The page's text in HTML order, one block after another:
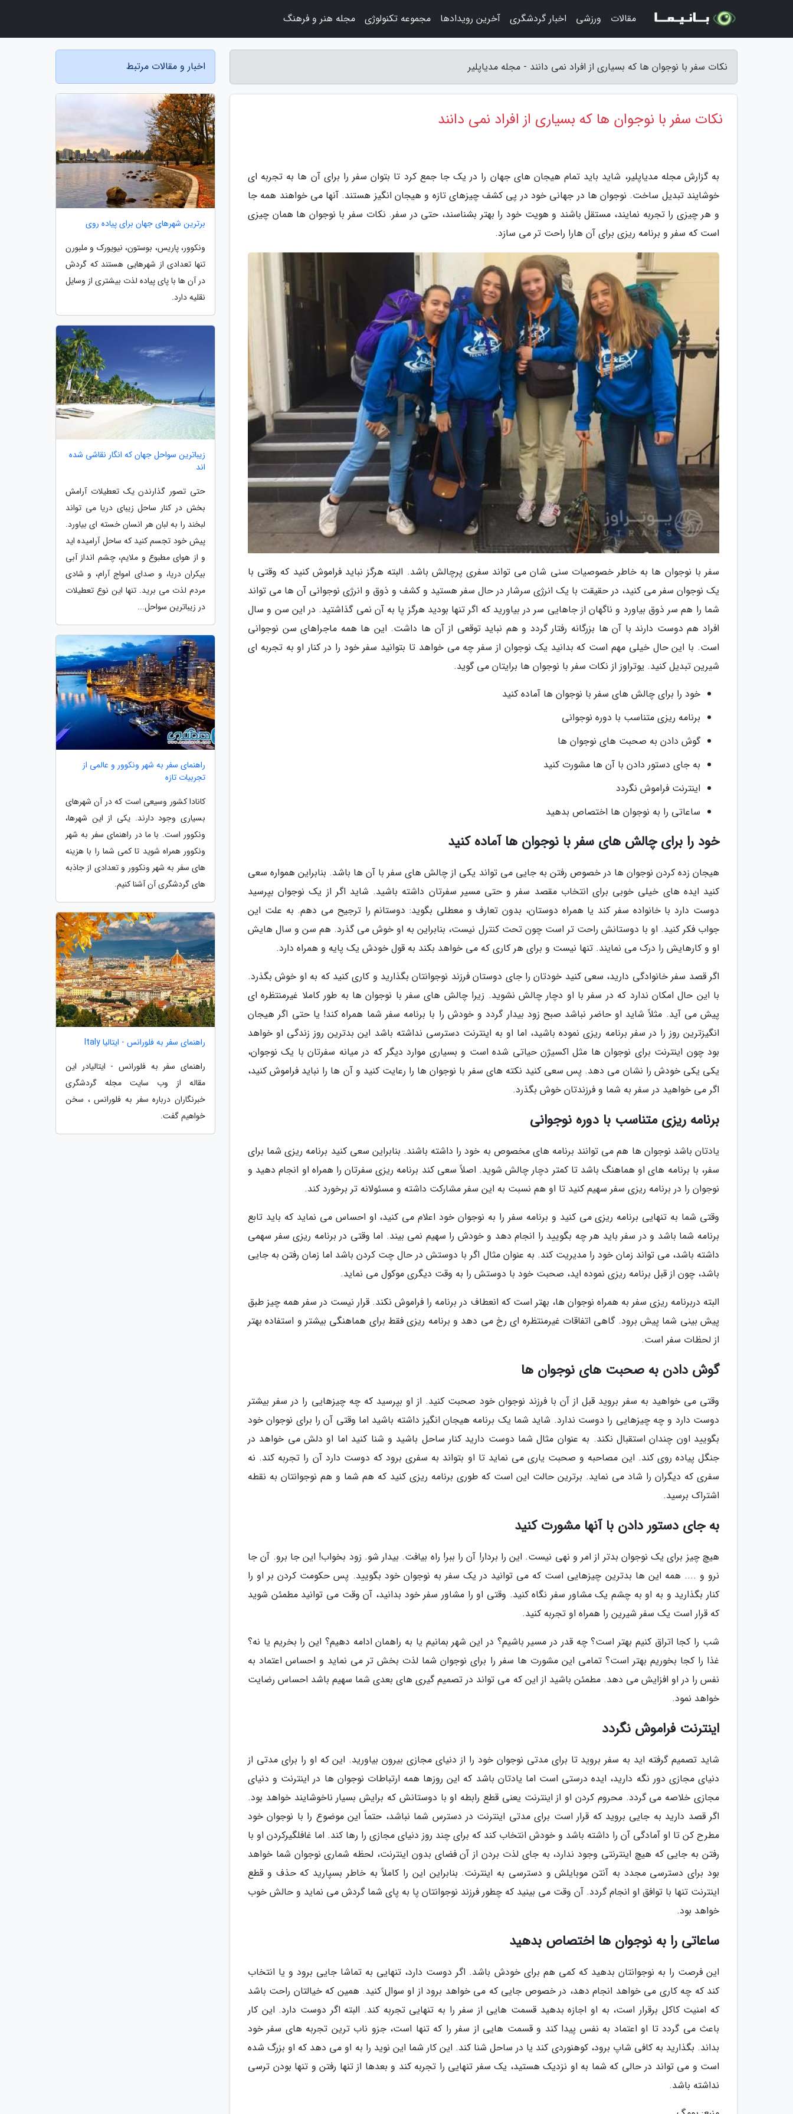
نکات سفر با نوجوان ها که بسیاری از افراد نمی دانند - مجله مدیاپلیر
نکات سفر با نوجوان ها که بسیاری از افراد نمی دانند
به گزارش مجله مدیاپلیر، شاید باید تمام هیجان های جهان را در یک جا جمع کرد تا بتوان سفر را برای آن ها به تجربه ای
خوشایند تبدیل ساخت. نوجوان ها در جهانی خود در پی کشف چیزهای تازه و هیجان انگیز هستند. آنها می خواهند همه جا
و هر چیزی را تجربه نمایند، مستقل باشند و هویت خود را بهتر بشناسند، حتی در سفر. نکات سفر با نوجوان ها همان چیزی
است که سفر و برنامه ریزی برای آن هارا راحت تر می سازد.
سفر با نوجوان ها به خاطر خصوصیات سنی شان می تواند سفری پرچالش باشد. البته هرگز نباید فراموش کنید که وقتی با
یک نوجوان سفر می کنید، در حقیقت با یک انرژی سرشار در حال سفر هستید و کشف و ذوق و انرژی نوجوانی آن ها می تواند
شما را هم سر ذوق بیاورد و ناگهان از جاهایی سر در بیاورید که اگر تنها بودید هرگز پا به آن نمی گذاشتید. در این سن و سال
افراد هم دوست دارند با آن ها بزرگانه رفتار گردد و هم نباید توقعی از آن ها داشت. این ها همه ماجراهای سن نوجوانی
است. با این حال خیلی مهم است که بدانید یک نوجوان از سفر چه می خواهد تا بتوانید سفر خود را در کنار او به تجربه ای
شیرین تبدیل کنید. یوتراوز از نکات سفر با نوجوان ها برایتان می گوید.
خود را برای چالش های سفر با نوجوان ها آماده کنید
برنامه ریزی متناسب با دوره نوجوانی
گوش دادن به صحبت های نوجوان ها
به جای دستور دادن با آن ها مشورت کنید
اینترنت فراموش نگردد
ساعاتی را به نوجوان ها اختصاص بدهید
خود را برای چالش های سفر با نوجوان ها آماده کنید
هیجان زده کردن نوجوان ها در خصوص رفتن به جایی می تواند یکی از چالش های سفر با آن ها باشد. بنابراین همواره سعی
کنید ایده های خیلی خوبی برای انتخاب مقصد سفر و حتی مسیر سفرتان داشته باشید. شاید اگر از یک نوجوان بپرسید
دوست دارد با خانواده سفر کند یا همراه دوستان، بدون تعارف و معطلی بگوید: دوستانم را ترجیح می دهم. به علت این
جواب فکر کنید. او با دوستانش راحت تر است چون تحت کنترل نیست، بنابراین به او خوش می گذرد. هم سن و سال هایش
او و کارهایش را درک می نمایند. تنها نیست و برای هر کاری که می خواهد بکند به قول خودش یک پایه و همراه دارد.
اگر قصد سفر خانوادگی دارید، سعی کنید خودتان را جای دوستان فرزند نوجوانتان بگذارید و کاری کنید که به او خوش بگذرد.
با این حال امکان ندارد که در سفر با او دچار چالش نشوید. زیرا چالش های سفر با نوجوان ها به طور کاملا غیرمنتظره ای
پیش می آید. مثلاً شاید او حاضر نباشد صبح زود بیدار گردد و خودش را با برنامه سفر شما همراه کند! یا حتی اگر هیجان
انگیزترین روز را در سفر برنامه ریزی نموده باشید، اما او به اینترنت دسترسی نداشته باشد این بدترین روز زندگی او خواهد
بود چون اینترنت برای نوجوان ها مثل اکسیژن حیاتی شده است و بسیاری موارد دیگر که در میانه سفرتان با یک نوجوان،
یکی یکی خودش را نشان می دهد. پس سعی کنید نکته های سفر با نوجوان ها را رعایت کنید و آن ها را نباید فراموش کنید،
اگر می خواهید در سفر به شما و فرزندتان خوش بگذرد.
برنامه ریزی متناسب با دوره نوجوانی
یادتان باشد نوجوان ها هم می توانند برنامه های مخصوص به خود را داشته باشند. بنابراین سعی کنید برنامه ریزی شما برای
سفر، با برنامه های او هماهنگ باشد تا کمتر دچار چالش شوید. اصلاً سعی کند برنامه ریزی سفرتان را همراه او انجام دهید و
نوجوان را در برنامه ریزی سفر سهیم کنید تا او هم نسبت به این سفر مشارکت داشته و مسئولانه تر برخورد کند.
وقتی شما به تنهایی برنامه ریزی می کنید و برنامه سفر را به نوجوان خود اعلام می کنید، او احساس می نماید که باید تابع
برنامه شما باشد و در سفر باید هر چه بگویید را انجام دهد و خودش را سهیم نمی بیند. اما وقتی در برنامه ریزی سفر سهمی
داشته باشد، می تواند زمان خود را مدیریت کند. به عنوان مثال اگر با دوستش در حال چت کردن باشد اما زمان رفتن به جایی
باشد، چون از قبل برنامه ریزی نموده اید، صحبت خود با دوستش را به وقت دیگری موکول می نماید.
البته دربرنامه ریزی سفر به همراه نوجوان ها، بهتر است که انعطاف در برنامه را فراموش نکند. قرار نیست در سفر همه چیز طبق
پیش بینی شما پیش برود. گاهی اتفاقات غیرمنتظره ای رخ می دهد و برنامه ریزی فقط برای هماهنگی بیشتر و استفاده بهتر
از لحظات سفر است.
گوش دادن به صحبت های نوجوان ها
وقتی می خواهید به سفر بروید قبل از آن با فرزند نوجوان خود صحبت کنید. از او بپرسید که چه چیزهایی را در سفر بیشتر
دوست دارد و چه چیزهایی را دوست ندارد. شاید شما یک برنامه هیجان انگیز داشته باشید اما وقتی آن را برای نوجوان خود
بگویید اون چندان استقبال نکند. به عنوان مثال شما دوست دارید کنار ساحل باشید و شنا کنید اما او دلش می خواهد در
جنگل پیاده روی کند. این مصاحبه و صحبت یاری می نماید تا او بتواند به سفری برود که دوست دارد آن را تجربه کند. نه
سفری که دیگران را شاد می نماید. برترین حالت این است که طوری برنامه ریزی کنید که هم شما و هم نوجوانتان به نقطه
اشتراک برسید.
به جای دستور دادن با آنها مشورت کنید
هیچ چیز برای یک نوجوان بدتر از امر و نهی نیست. این را بردار! آن را ببر! راه بیافت. بیدار شو. زود بخواب! این جا برو. آن جا
نرو و .... همه این ها بدترین چیزهایی است که می توانید در یک سفر به نوجوان خود بگویید. پس حکومت کردن بر او را
کنار بگذارید و به او به چشم یک مشاور سفر نگاه کنید. وقتی او را مشاور سفر خود بدانید، آن وقت می توانید مطمئن شوید
که قرار است یک سفر شیرین را همراه او تجربه کنید.
شب را کجا اتراق کنیم بهتر است؟ چه قدر در مسیر باشیم؟ در این شهر بمانیم یا به راهمان ادامه دهیم؟ این را بخریم یا نه؟
غذا را کجا بخوریم بهتر است؟ تمامی این مشورت ها سفر را برای نوجوان شما لذت بخش تر می نماید و احساس اعتماد به
نفس را در او افزایش می دهد. مطمئن باشید از این که می تواند در تصمیم گیری های بعدی شما سهیم باشد احساس رضایت
خواهد نمود.
اینترنت فراموش نگردد
شاید تصمیم گرفته اید به سفر بروید تا برای مدتی نوجوان خود را از دنیای مجازی بیرون بیاورید. این که او را برای مدتی از
دنیای مجازی دور نگه دارید، ایده درستی است اما یادتان باشد که این روزها همه ارتباطات نوجوان ها در اینترنت و دنیای
مجازی خلاصه می گردد. محروم کردن او از اینترنت یعنی قطع رابطه او با دوستانش که برایش بسیار ناخوشایند خواهد بود.
اگر قصد دارید به جایی بروید که قرار است برای مدتی اینترنت در دسترس شما نباشد، حتماً این موضوع را با نوجوان خود
مطرح کن تا او آمادگی آن را داشته باشد و خودش انتخاب کند که برای چند روز دنیای مجازی را رها کند. اما غافلگیرکردن او با
رفتن به جایی که هیچ اینترنتی وجود ندارد، به جای لذت بردن از آن فضای بدون اینترنت، لحظه شماری نوجوان شما خواهد
بود برای دسترسی مجدد به آنتن موبایلش و دسترسی به اینترنت. بنابراین این را کاملاً به خاطر بسپارید که حذف و قطع
اینترنت تنها با توافق او انجام گردد. آن وقت می بینید که چطور فرزند نوجوانتان پا به پای شما گردش می نماید و حالش خوب
خواهد بود.
ساعاتی را به نوجوان ها اختصاص بدهید
این فرصت را به نوجوانتان بدهید که کمی هم برای خودش باشد. اگر دوست دارد، تنهایی به تماشا جایی برود و یا انتخاب
کند که چه کاری می خواهد انجام دهد، در خصوص جایی که می خواهد برود از او سوال کنید. همین که خیالتان راحت باشد
که امنیت کاکل برقرار است، به او اجازه بدهید قسمت هایی از سفر را به تنهایی تجربه کند. البته اگر دوست دارد. این کار
باعث می گردد تا او اعتماد به نفس پیدا کند و قسمت هایی از سفر را که تنها است، جزو ناب ترین تجربه های سفر خود
بداند. بگذارید به کافی شاپ برود، کوهنوردی کند یا در ساحل شنا کند. این کار شما این نوید را به او می دهد که او بزرگ شده
است و می تواند در حالی که شما به او نزدیک هستید، یک سفر تنهایی را تجربه کند و بعدها از تنها رفتن و تنها بودن ترسی
نداشته باشد.
اخبار و مقالات مرتبط
برترین شهرهای جهان برای پیاده روی
ونکوور، پاریس، بوستون، نیویورک و ملبورن
تنها تعدادی از شهرهایی هستند که گردش
در آن ها با پای پیاده لذت بیشتری از وسایل
نقلیه دارد.
زیباترین سواحل جهان که انگار نقاشی شده
اند
حتی تصور گذارندن یک تعطیلات آرامش
بخش در کنار ساحل زیبای دریا می تواند
لبخند را به لبان هر انسان خسته ای بیاورد.
پیش خود تجسم کنید که ساحل آرامیده اید
و از هوای مطبوع و ملایم، چشم انداز آبی
بیکران دریا، و صدای امواج آرام، و شادی
مردم لذت می برید. تنها این نوع تعطیلات
در زیباترین سواحل...
راهنمای سفر به شهر ونکوور و عالمی از
تجربیات تازه
کانادا کشور وسیعی است که در آن شهرهای
بسیاری وجود دارند. یکی از این شهرها،
ونکوور است. با ما در راهنمای سفر به شهر
ونکوور همراه شوید تا کمی شما را با هزینه
های سفر به شهر ونکوور و تعدادی از جاذبه
های گردشگری آن آشنا کنیم.
راهنمای سفر به فلورانس - ایتالیا Italy
راهنمای سفر به فلورانس - ایتالیادر این
مقاله از وب سایت مجله گردشگری
خبرنگاران درباره سفر به فلورانس ، سخن
خواهیم گفت.
مقالات ورزشی اخبار گردشگری آخرین رویدادها مجموعه تکنولوژی مجله هنر و فرهنگ